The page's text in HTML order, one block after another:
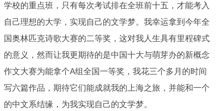
学校的重点班，只有每次考试排在全班前十五，才能考入
自己理想的大学，实现自己的文学梦。我幸运拿到今年全
国奥林匹克诗歌大赛的二等奖，这对我人生具有里程碑式
的意义，然而让我更期待的是中国十大与萌芽办的新概念
作文大赛为能拿个A组全国一等奖，我花三个多月的时间
写六篇作品，期待它们能成就我的上海之旅，并能和一个
的中文系结缘，为我实现自己的文学梦。